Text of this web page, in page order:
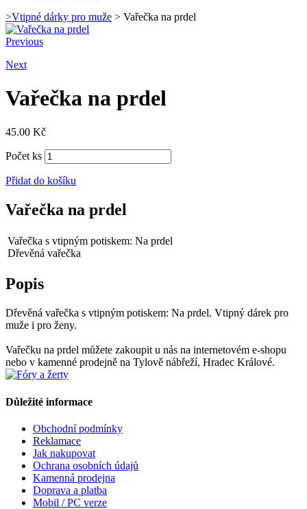
>Vtipné dárky pro muže > Vařečka na prdel
Previous
Next
Vařečka na prdel
45.00 Kč
Počet ks
Přidat do košíku
Vařečka na prdel
Vařečka s vtipným potiskem: Na prdel
Dřevěná vařečka
Popis
Dřevěná vařečka s vtipným potiskem: Na prdel. Vtipný dárek pro
muže i pro ženy.
Vařečku na prdel můžete zakoupit u nás na internetovém e-shopu
nebo v kamenné prodejně na Tylově nábřeží, Hradec Králové.
Důležité informace
Obchodní podmínky
Reklamace
Jak nakupovat
Ochrana osobních údajů
Kamenná prodejna
Doprava a platba
Mobil / PC verze